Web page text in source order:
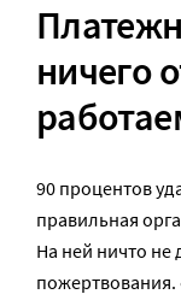
ничего
90 процентов
правильная
На ней ничто не
пожертвования.